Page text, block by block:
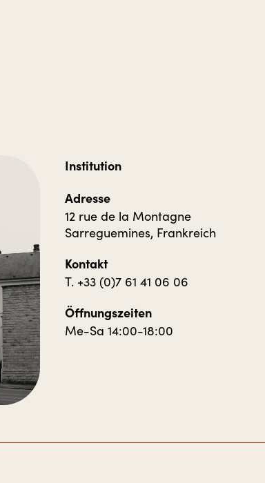
Institution
Adresse
12 rue de la Montagne
Sarreguemines, Frankreich
Kontakt
T. +33 (0)7 61 41 06 06
Öffnungszeiten
Me-Sa 14:00-18:00